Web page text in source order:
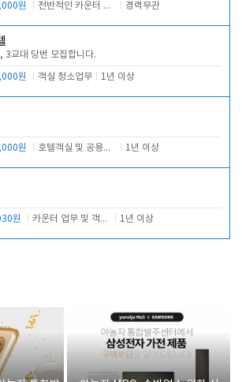
원 전반적인 카운터 업무 경력무관
3교대 당번 모집합니다.
원 객실 청소업무 1년 이상
원 호텔객실 및 공용시설 청소 관리 1년 이상
원 카운터 업무 및 객실관리(청소상태 확인, 객실판매) 1년 이상